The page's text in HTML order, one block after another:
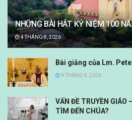
NHỮNG BÀI HÁT KỶ NIỆM 100
4 THÁNG 8, 2026
Bài giảng của Lm.
9 THÁNG 8, 2026
VẤN ĐỀ TRUYỀN GIÁO
TÌM ĐẾN CHÚA?